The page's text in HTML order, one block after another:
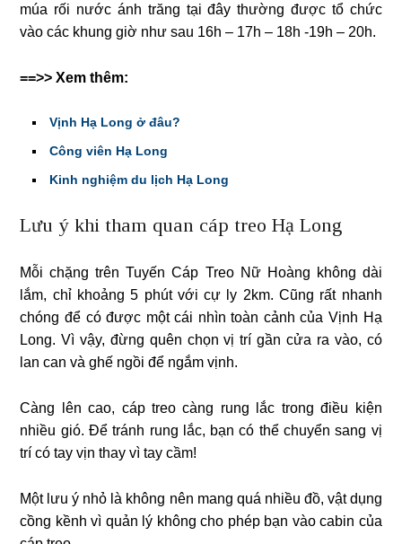
múa rối nước ánh trăng tại đây thường được tổ chức
vào các khung giờ như sau 16h – 17h – 18h -19h – 20h.
==>> Xem thêm:
Vịnh Hạ Long ở đâu?
Công viên Hạ Long
Kinh nghiệm du lịch Hạ Long
Lưu ý khi tham quan cáp treo Hạ Long
Mỗi chặng trên Tuyến Cáp Treo Nữ Hoàng không dài
lắm, chỉ khoảng 5 phút với cự ly 2km. Cũng rất nhanh
chóng để có được một cái nhìn toàn cảnh của Vịnh Hạ
Long. Vì vậy, đừng quên chọn vị trí gần cửa ra vào, có
lan can và ghế ngồi để ngắm vịnh.
Càng lên cao, cáp treo càng rung lắc trong điều kiện
nhiều gió. Để tránh rung lắc, bạn có thể chuyển sang vị
trí có tay vịn thay vì tay cầm!
Một lưu ý nhỏ là không nên mang quá nhiều đồ, vật dụng
cồng kềnh vì quản lý không cho phép bạn vào cabin của